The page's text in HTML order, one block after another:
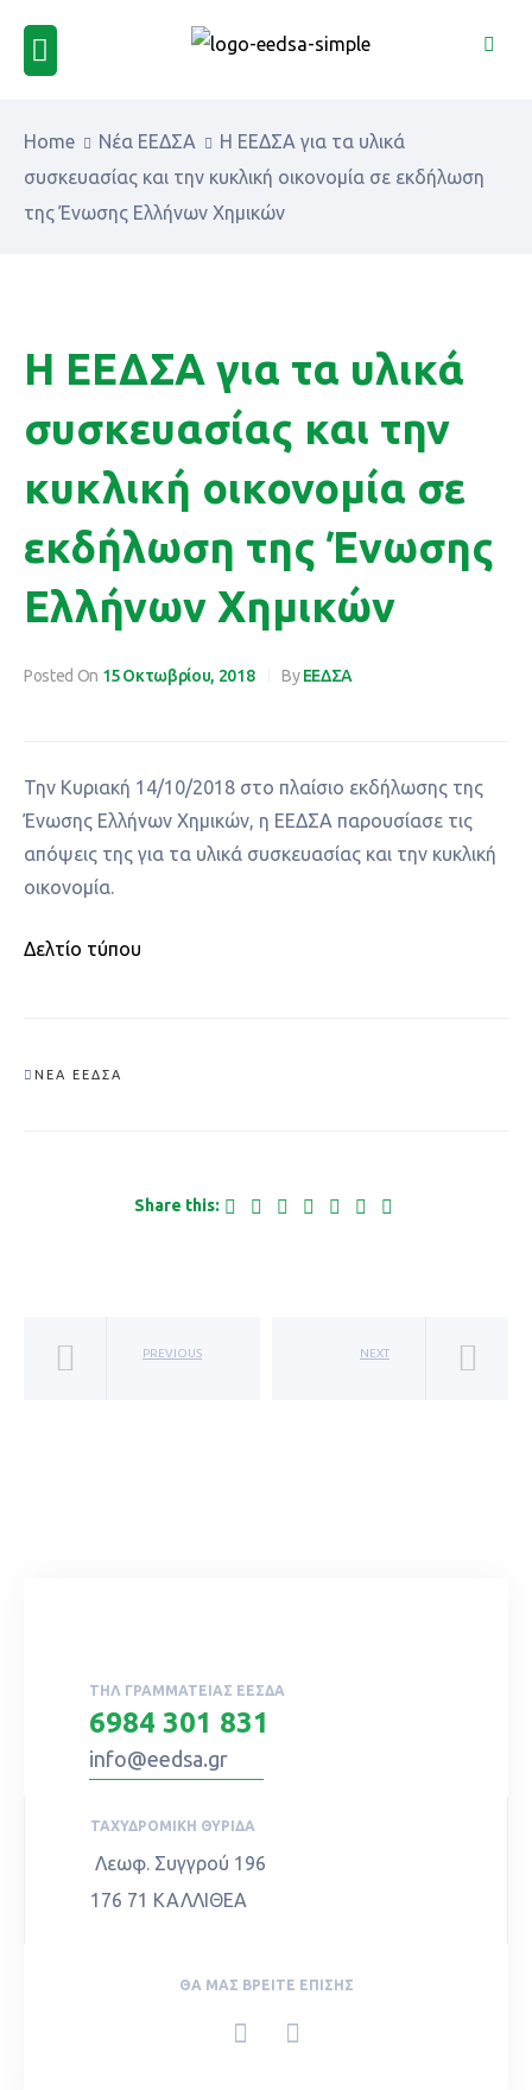
Home Νέα ΕΕΔΣΑ
H ΕΕΔΣΑ για τα υλικά
συσκευασίας και την κυκλική οικονομία σε εκδήλωση
της Ένωσης Ελλήνων Χημικών
Posted On 15 Οκτωβρίου, 2018 ByΕΕΔΣΑ
H ΕΕΔΣΑ για τα υλικά
συσκευασίας και την
κυκλική οικονομία σε
εκδήλωση της Ένωσης
Ελλήνων Χημικών
Την Κυριακή 14/10/2018 στο πλαίσιο εκδήλωσης της
Ένωσης Ελλήνων Χημικών, η ΕΕΔΣΑ παρουσίασε τις
απόψεις της για τα υλικά συσκευασίας και την κυκλική
οικονομία.
Δελτίο τύπου
ΝΈΑ ΕΕΔΣΑ
Share this:
PREVIOUS NEXT
ΤΗΛ ΓΡΑΜΜΑΤΕΊΑΣ ΕΕΣΔΑ
6984 301 831
info@eedsa.gr
ΤΑΧΥΔΡΟΜΙΚΉ ΘΥΡΊΔΑ
Λεωφ. Συγγρού 196
176 71 ΚΑΛΛΙΘΕΑ
ΘΑ ΜΑΣ ΒΡΕΊΤΕ ΕΠΊΣΗΣ